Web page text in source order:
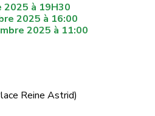
2025 à 19H30
2025 à 16:00
2025 à 11:00
Reine Astrid)